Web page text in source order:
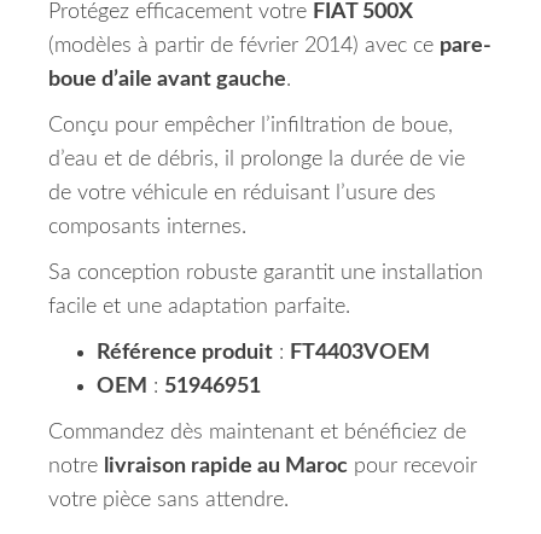
Protégez efficacement votre FIAT 500X
(modèles à partir de février 2014) avec ce pare-
boue d’aile avant gauche.
Conçu pour empêcher l’infiltration de boue,
d’eau et de débris, il prolonge la durée de vie
de votre véhicule en réduisant l’usure des
composants internes.
Sa conception robuste garantit une installation
facile et une adaptation parfaite.
Référence produit : FT4403VOEM
OEM : 51946951
Commandez dès maintenant et bénéficiez de
notre livraison rapide au Maroc pour recevoir
votre pièce sans attendre.